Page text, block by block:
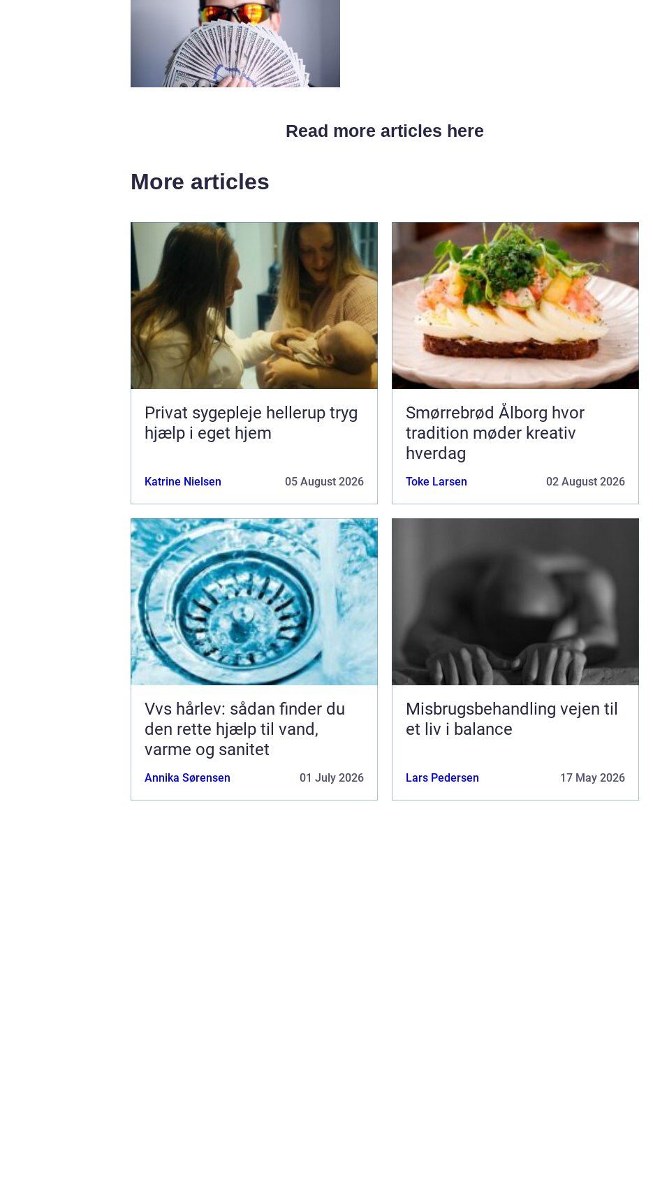
Read more articles here
More articles
Privat sygepleje hellerup tryg
hjælp i eget hjem
Katrine Nielsen 05 August 2026
Smørrebrød Ålborg hvor
tradition møder kreativ
hverdag
Toke Larsen 02 August 2026
Vvs hårlev: sådan finder du
den rette hjælp til vand,
varme og sanitet
Annika Sørensen 01 July 2026
Misbrugsbehandling vejen til
et liv i balance
Lars Pedersen 17 May 2026